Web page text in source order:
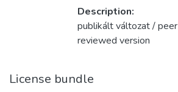
Description:
publikált változat / peer
reviewed version
License bundle